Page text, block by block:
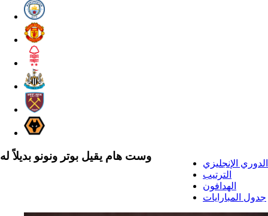
الدوري الإنجليزي
الترتيب
الهدافون
جدول المبارايات
وست هام يقيل بوتر ونونو بديلاً له